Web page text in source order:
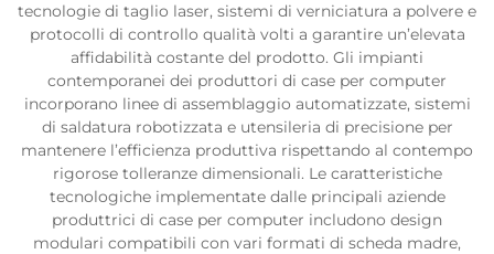
tecnologie di taglio laser, sistemi di verniciatura a polvere e
protocolli di controllo qualità volti a garantire un’elevata
affidabilità costante del prodotto. Gli impianti
contemporanei dei produttori di case per computer
incorporano linee di assemblaggio automatizzate, sistemi
di saldatura robotizzata e utensileria di precisione per
mantenere l’efficienza produttiva rispettando al contempo
rigorose tolleranze dimensionali. Le caratteristiche
tecnologiche implementate dalle principali aziende
produttrici di case per computer includono design
modulari compatibili con vari formati di scheda madre,